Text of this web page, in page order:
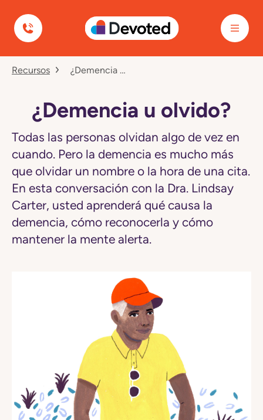
Devoted Health
¿Demencia
Recursos ¿Demencia U Olvido?
¿Demencia u olvido?
Todas las personas olvidan algo de vez en
cuando. Pero la demencia es mucho más
que olvidar un nombre o la hora de una cita.
En esta conversación con la Dra. Lindsay
Carter, usted aprenderá qué causa la
demencia, cómo reconocerla y cómo
mantener la mente alerta.